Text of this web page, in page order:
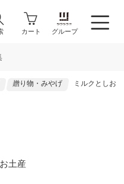
カート グループ
贈り物・みやげ ミルクとしお
土産